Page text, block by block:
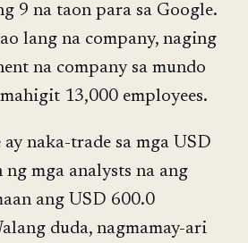
9 na taon para sa Google.
lang na company, naging
na company sa mundo
13,000 employees.
naka-trade sa mga USD
ng mga analysts na ang
ang USD 600.0
duda, nagmamay-ari